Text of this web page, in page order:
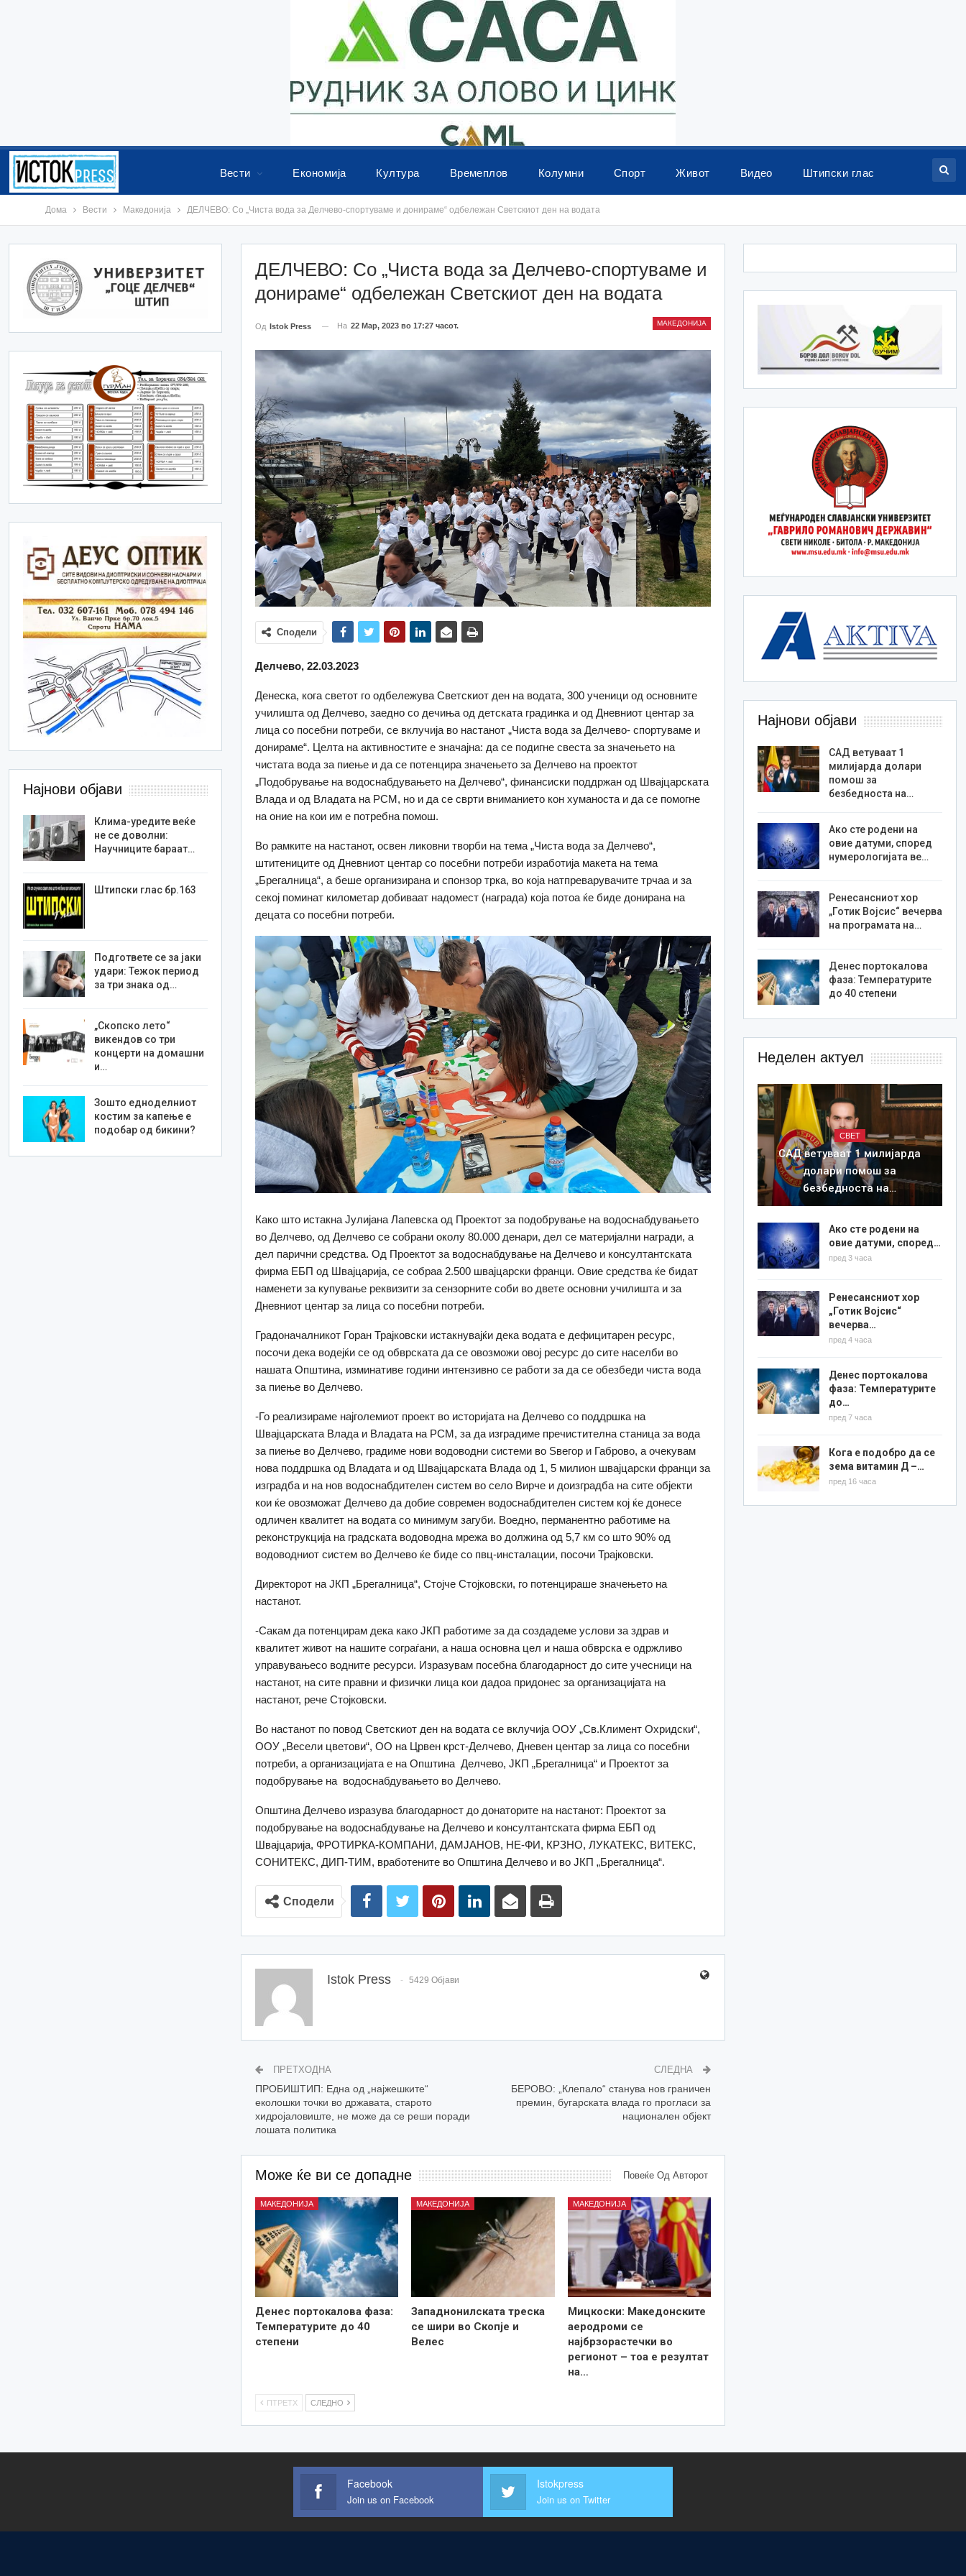
Вести Економија Култура Времеплов Колумни Спорт Живот Видео Штипски глас
Дома Вести Македонија ДЕЛЧЕВО: Со „Чиста вода за Делчево-спортуваме и донираме“ одбележан Светскиот ден на водата
ДЕЛЧЕВО: Со „Чиста вода за Делчево-спортуваме и
донираме“ одбележан Светскиот ден на водата
МАКЕДОНИЈА
Од Istok Press На 22 Мар, 2023 во 17:27 часот.
Сподели
Делчево, 22.03.2023
Денеска, кога светот го одбележува Светскиот ден на водата, 300 ученици од основните
училишта од Делчево, заедно со дечиња од детската градинка и од Дневниот центар за
лица со посебни потреби, се вклучија во настанот „Чиста вода за Делчево- спортуваме и
донираме“. Целта на активностите е значајна: да се подигне свеста за значењето на
чистата вода за пиење и да се потенцира значењето за Делчево на проектот
„Подобрување на водоснабдувањето на Делчево“, финансиски поддржан од Швајцарската
Влада и од Владата на РСМ, но и да се сврти вниманието кон хуманоста и да се помогне
на оние на кои им е потребна помош.
Во рамките на настанот, освен ликовни творби на тема „Чиста вода за Делчево“,
штитениците од Дневниот центар со посебни потреби изработија макета на тема
„Брегалница“, а беше организирана и спонзор трка, во која натпреварувачите трчаа и за
секој поминат километар добиваат надомест (награда) која потоа ќе биде донирана на
децата со посебни потреби.
Како што истакна Јулијана Лапевска од Проектот за подобрување на водоснабдувањето
во Делчево, од Делчево се собрани околу 80.000 денари, дел се материјални награди, а
дел парични средства. Од Проектот за водоснабдување на Делчево и консултантската
фирма ЕБП од Швајцарија, се собраа 2.500 швајцарски франци. Овие средства ќе бидат
наменети за купување реквизити за сензорните соби во двете основни училишта и за
Дневниот центар за лица со посебни потреби.
Градоначалникот Горан Трајковски истакнувајќи дека водата е дефицитарен ресурс,
посочи дека водејќи се од обврската да се овозможи овој ресурс до сите населби во
нашата Општина, изминативе години интензивно се работи за да се обезбеди чиста вода
за пиење во Делчево.
-Го реализираме најголемиот проект во историјата на Делчево со поддршка на
Швајцарската Влада и Владата на РСМ, за да изградиме пречистителна станица за вода
за пиење во Делчево, градиме нови водоводни системи во Ѕвегор и Габрово, а очекувам
нова поддршка од Владата и од Швајцарската Влада од 1, 5 милион швајцарски франци за
изградба и на нов водоснабдителен систем во село Вирче и доизградба на сите објекти
кои ќе овозможат Делчево да добие современ водоснабдителен систем кој ќе донесе
одличен квалитет на водата со минимум загуби. Воедно, перманентно работиме на
реконструкција на градската водоводна мрежа во должина од 5,7 км со што 90% од
водоводниот систем во Делчево ќе биде со пвц-инсталации, посочи Трајковски.
Директорот на ЈКП „Брегалница“, Стојче Стојковски, го потенцираше значењето на
настанот.
-Сакам да потенцирам дека како ЈКП работиме за да создадеме услови за здрав и
квалитет живот на нашите сограѓани, а наша основна цел и наша обврска е одржливо
управувањесо водните ресурси. Изразувам посебна благодарност до сите учесници на
настанот, на сите правни и физички лица кои дадоа придонес за организацијата на
настанот, рече Стојковски.
Во настанот по повод Светскиот ден на водата се вклучија ООУ „Св.Климент Охридски“,
ООУ „Весели цветови“, ОО на Црвен крст-Делчево, Дневен центар за лица со посебни
потреби, а организацијата е на Општина Делчево, ЈКП „Брегалница“ и Проектот за
подобрување на водоснабдувањето во Делчево.
Општина Делчево изразува благодарност до донаторите на настанот: Проектот за
подобрување на водоснабдување на Делчево и консултантската фирма ЕБП од
Швајцарија, ФРОТИРКА-КОМПАНИ, ДАМЈАНОВ, НЕ-ФИ, КРЗНО, ЛУКАТЕКС, ВИТЕКС,
СОНИТЕКС, ДИП-ТИМ, вработените во Општина Делчево и во ЈКП „Брегалница“.
Сподели
Istok Press 5429 Објави
ПРЕТХОДНА
ПРОБИШТИП: Една од „најжешките“
еколошки точки во државата, старото
хидројаловиште, не може да се реши поради
лошата политика
СЛЕДНА
БЕРОВО: „Клепало“ станува нов граничен
премин, бугарската влада го прогласи за
национален објект
Може ќе ви се допадне Повеќе Од Авторот
МАКЕДОНИЈА
Денес портокалова фаза:
Температурите до 40
степени
МАКЕДОНИЈА
Западнонилската треска
се шири во Скопје и
Велес
МАКЕДОНИЈА
Мицкоски: Македонските
аеродроми се
најбрзорастечки во
регионот – тоа е резултат
на…
ПТРЕТХ СЛЕДНО
Најнови објави
САД ветуваат 1
милијарда долари
помош за
безбедноста на…
Ако сте родени на
овие датуми, според
нумерологијата ве…
Ренесансниот хор
„Готик Војсис“ вечерва
на програмата на…
Денес портокалова
фаза: Температурите
до 40 степени
Неделен актуел
СВЕТ
САД ветуваат 1 милијарда
долари помош за
безбедноста на…
Ако сте родени на
овие датуми, според…
пред 3 часа
Ренесансниот хор
„Готик Војсис“
вечерва…
пред 4 часа
Денес портокалова
фаза: Температурите
до…
пред 7 часа
Кога е подобро да се
зема витамин Д –…
пред 16 часа
Најнови објави
Клима-уредите веќе
не се доволни:
Научниците бараат…
Штипски глас бр.163
Подгответе се за јаки
удари: Тежок период
за три знака од…
„Скопско лето“
викендов со три
концерти на домашни
и…
Зошто едноделниот
костим за капење е
подобар од бикини?
Facebook
Join us on Facebook
Istokpress
Join us on Twitter